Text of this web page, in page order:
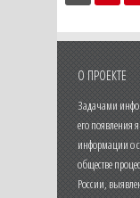
О ПРОЕКТЕ
Задачами
его появления
информации о
обществе
России,